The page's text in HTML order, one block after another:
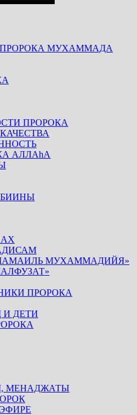
МУХАММАДА
ПРОРОКА
АЛЛАhА
МУХАММАДИЙЯ»
ПРОРОКА
ДЕТИ
МЕНАДЖАТЫ